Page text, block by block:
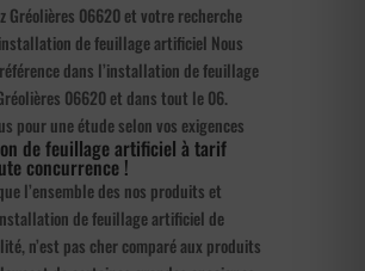
Gréolières 06620 et votre recherche
de feuillage artificiel Nous
dans l’installation de feuillage
06620 et dans tout le 06.
pour une étude selon vos exigences
de feuillage artificiel à tarif
concurrence !
l’ensemble des nos produits et
de feuillage artificiel de
n’est pas cher comparé aux produits